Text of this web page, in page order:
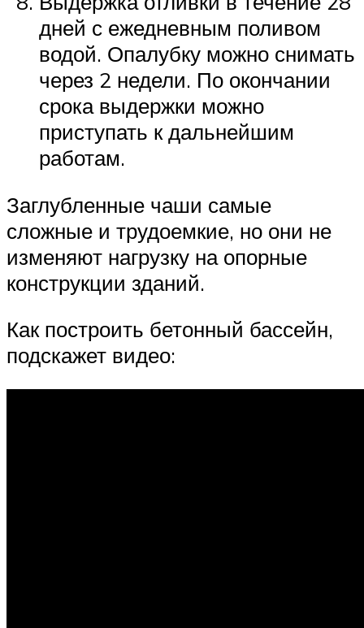
дней с ежедневным поливом
водой. Опалубку можно снимать
через 2 недели. По окончании
срока выдержки можно
приступать к дальнейшим
работам.
Заглубленные чаши самые
сложные и трудоемкие, но они не
изменяют нагрузку на опорные
конструкции зданий.
Как построить бетонный бассейн,
подскажет видео: